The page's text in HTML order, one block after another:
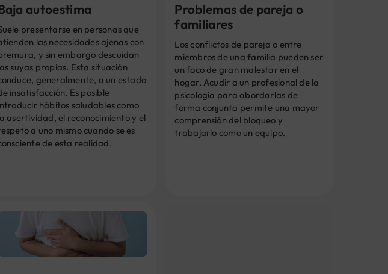
autoestima
presentarse en personas que
las necesidades ajenas con
y sin embargo descuidan
suyas propias. Esta situación
generalmente, a un estado
insatisfacción. Es posible
hábitos saludables como
asertividad, el reconocimiento y el
a uno mismo cuando se es
de esta realidad.
Problemas de pareja o
familiares
Los conflictos de pareja o entre
miembros de una familia pueden ser
un foco de gran malestar en el
hogar. Acudir a un profesional de la
psicología para abordarlas de
forma conjunta permite una mayor
comprensión del bloqueo y
trabajarlo como un equipo.